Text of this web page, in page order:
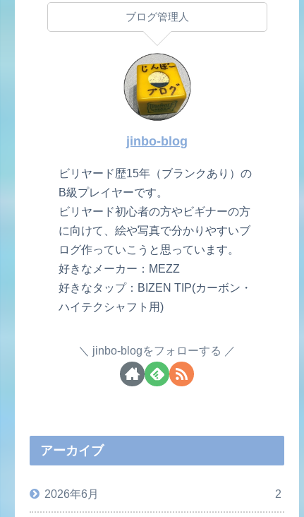
ブログ管理人
jinbo-blog
ビリヤード歴15年（ブランクあり）の
B級プレイヤーです。
ビリヤード初心者の方やビギナーの方
に向けて、絵や写真で分かりやすいブ
ログ作っていこうと思っています。
好きなメーカー：MEZZ
好きなタップ：BIZEN TIP(カーボン・
ハイテクシャフト用)
jinbo-blogをフォローする
アーカイブ
2026年6月 2